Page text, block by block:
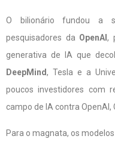
O bilionário fundou a
pesquisadores da OpenAI,
generativa de IA que
DeepMind, Tesla e a
poucos investidores com
campo de IA contra OpenAI,
Para o magnata, os